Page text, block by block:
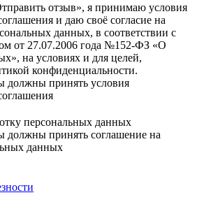
отзыв», я принимаю условия
и даю своё согласие на
данных, в соответствии с
от 27.07.2006 года №152-ФЗ «О
на условиях и для целей,
конфиденциальности.
должны принять условия
персональных данных
должны принять соглашение на
данных